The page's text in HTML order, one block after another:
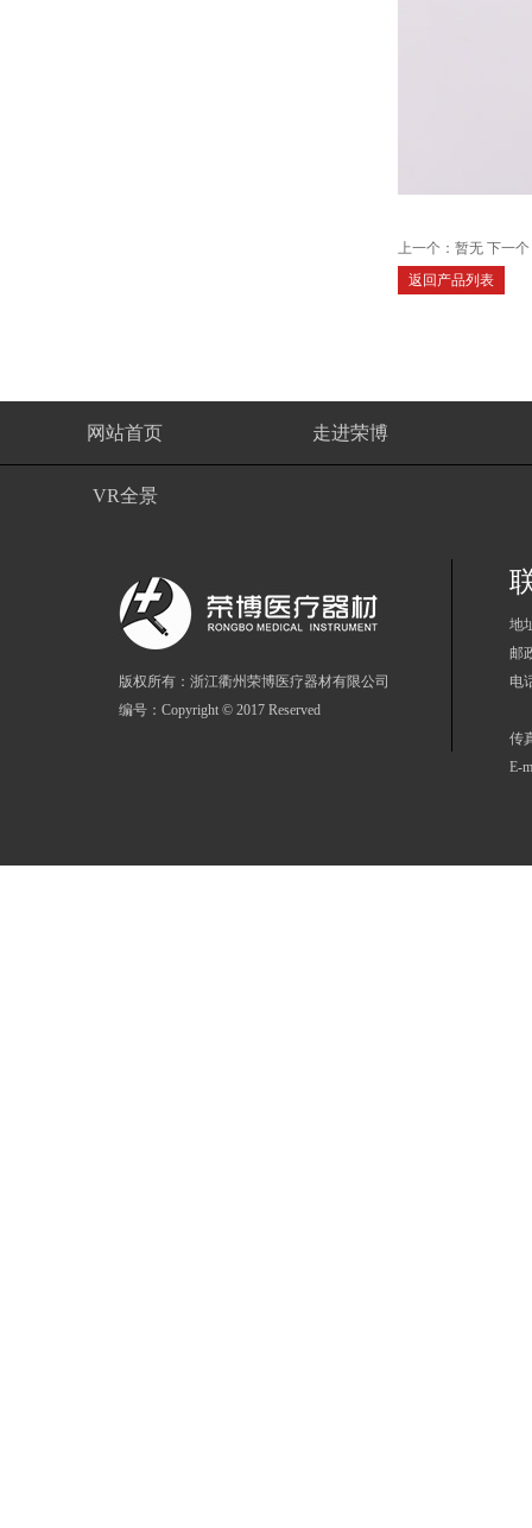
上一个：暂无 下一
返回产品列表
网站首页 走进荣博
VR全景
版权所有：浙江衢州荣博医疗器材有限公司
编号：Copyright © 2017 Reserved
地
邮
电
传
E-